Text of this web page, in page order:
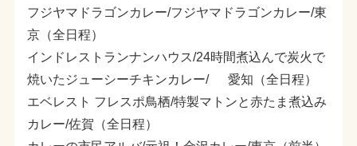
フジヤマドラゴンカレー/フジヤマドラゴンカレー/東
京（全日程）
インドレストランナンハウス/24時間煮込んで炭火で
焼いたジューシーチキンカレー/ 愛知（全日程）
エベレスト フレスポ鳥栖/特製マトンと赤たま煮込み
カレー/佐賀（全日程）